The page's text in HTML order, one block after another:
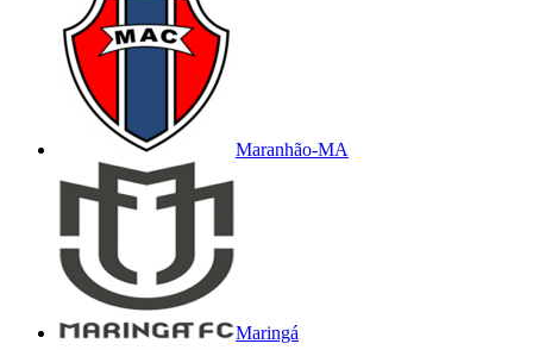
Maranhão-MA
Maringá